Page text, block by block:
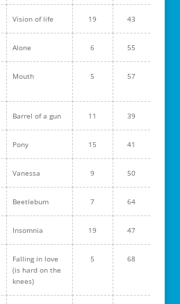
Vision of life 19 43
Alone 6 55
Mouth 5 57
Barrel of a gun 11 39
Pony 15 41
Vanessa 9 50
Beetlebum 7 64
Insomnia 19 47
Falling in love
(is hard on the
knees)
5 68